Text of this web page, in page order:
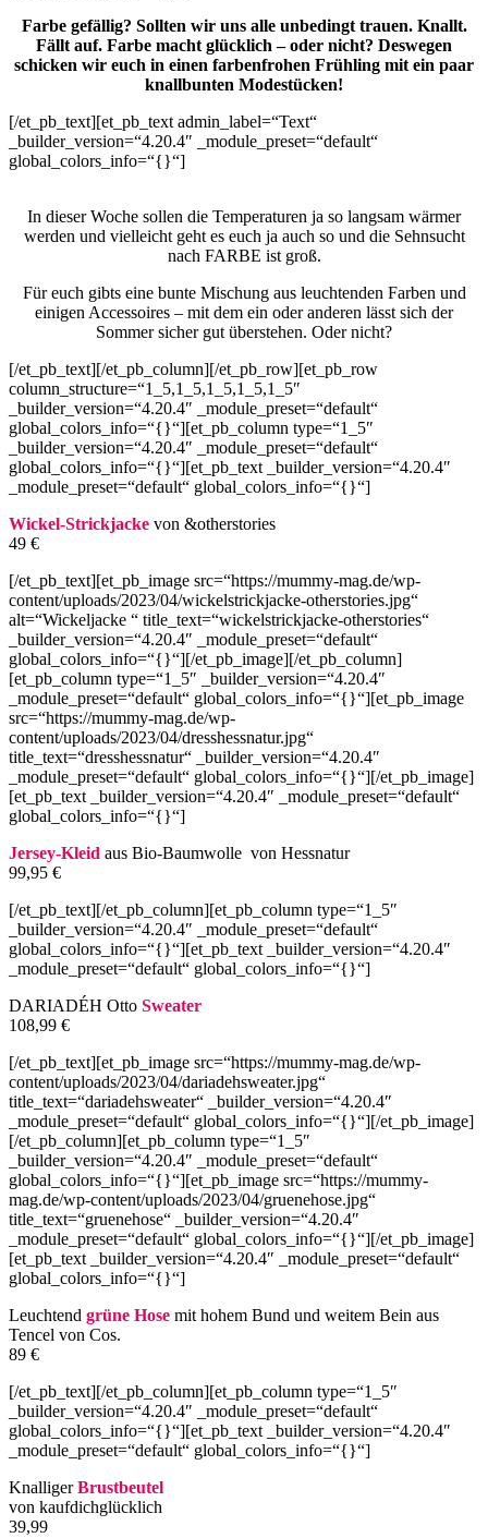
Farbe gefällig? Sollten wir uns alle unbedingt trauen. Knallt.
Fällt auf. Farbe macht glücklich – oder nicht? Deswegen
schicken wir euch in einen farbenfrohen Frühling mit ein paar
knallbunten Modestücken!
[/et_pb_text][et_pb_text admin_label=“Text“
_builder_version=“4.20.4″ _module_preset=“default“
global_colors_info=“{}“]
In dieser Woche sollen die Temperaturen ja so langsam wärmer
werden und vielleicht geht es euch ja auch so und die Sehnsucht
nach FARBE ist groß.
Für euch gibts eine bunte Mischung aus leuchtenden Farben und
einigen Accessoires – mit dem ein oder anderen lässt sich der
Sommer sicher gut überstehen. Oder nicht?
[/et_pb_text][/et_pb_column][/et_pb_row][et_pb_row
column_structure=“1_5,1_5,1_5,1_5,1_5″
_builder_version=“4.20.4″ _module_preset=“default“
global_colors_info=“{}“][et_pb_column type=“1_5″
_builder_version=“4.20.4″ _module_preset=“default“
global_colors_info=“{}“][et_pb_text _builder_version=“4.20.4″
_module_preset=“default“ global_colors_info=“{}“]
Wickel-Strickjacke von &otherstories
49 €
[/et_pb_text][et_pb_image src=“https://mummy-mag.de/wp-
content/uploads/2023/04/wickelstrickjacke-otherstories.jpg“
alt=“Wickeljacke “ title_text=“wickelstrickjacke-otherstories“
_builder_version=“4.20.4″ _module_preset=“default“
global_colors_info=“{}“][/et_pb_image][/et_pb_column]
[et_pb_column type=“1_5″ _builder_version=“4.20.4″
_module_preset=“default“ global_colors_info=“{}“][et_pb_image
src=“https://mummy-mag.de/wp-
content/uploads/2023/04/dresshessnatur.jpg“
title_text=“dresshessnatur“ _builder_version=“4.20.4″
_module_preset=“default“ global_colors_info=“{}“][/et_pb_image]
[et_pb_text _builder_version=“4.20.4″ _module_preset=“default“
global_colors_info=“{}“]
Jersey-Kleid aus Bio-Baumwolle von Hessnatur
99,95 €
[/et_pb_text][/et_pb_column][et_pb_column type=“1_5″
_builder_version=“4.20.4″ _module_preset=“default“
global_colors_info=“{}“][et_pb_text _builder_version=“4.20.4″
_module_preset=“default“ global_colors_info=“{}“]
DARIADÉH Otto Sweater
108,99 €
[/et_pb_text][et_pb_image src=“https://mummy-mag.de/wp-
content/uploads/2023/04/dariadehsweater.jpg“
title_text=“dariadehsweater“ _builder_version=“4.20.4″
_module_preset=“default“ global_colors_info=“{}“][/et_pb_image]
[/et_pb_column][et_pb_column type=“1_5″
_builder_version=“4.20.4″ _module_preset=“default“
global_colors_info=“{}“][et_pb_image src=“https://mummy-
mag.de/wp-content/uploads/2023/04/gruenehose.jpg“
title_text=“gruenehose“ _builder_version=“4.20.4″
_module_preset=“default“ global_colors_info=“{}“][/et_pb_image]
[et_pb_text _builder_version=“4.20.4″ _module_preset=“default“
global_colors_info=“{}“]
Leuchtend grüne Hose mit hohem Bund und weitem Bein aus
Tencel von Cos.
89 €
[/et_pb_text][/et_pb_column][et_pb_column type=“1_5″
_builder_version=“4.20.4″ _module_preset=“default“
global_colors_info=“{}“][et_pb_text _builder_version=“4.20.4″
_module_preset=“default“ global_colors_info=“{}“]
KnalligerBrustbeutel
von kaufdichglücklich
39,99